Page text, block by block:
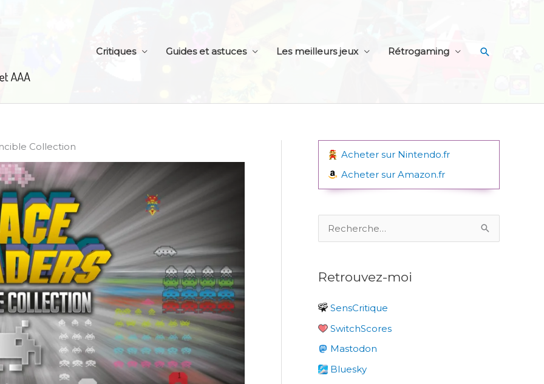
Critiques
Guides et astuces Les meilleurs jeux Rétrogaming
Collection
Acheter sur Nintendo.fr
Acheter sur Amazon.fr
e
h
r
c
h
e
Retrouvez-moi
SensCritique
SwitchScores
Mastodon
Bluesky